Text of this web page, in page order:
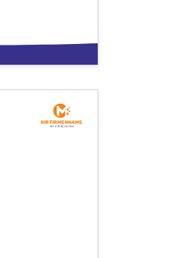
Ihr Firmenname
Ihre Basislinie